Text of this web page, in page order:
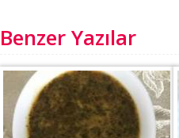
Benzer Yazılar